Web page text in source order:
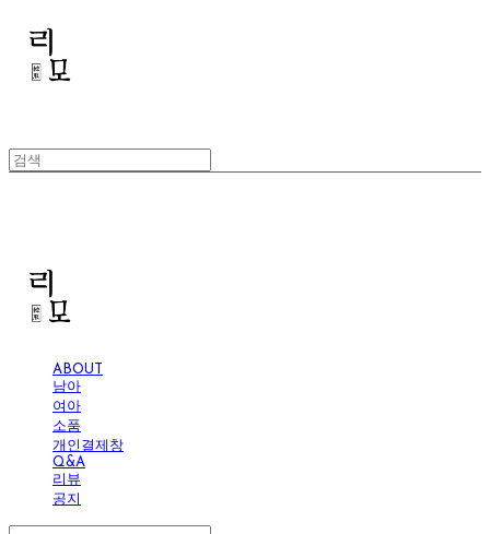
ABOUT
남아
여아
소품
개인결제창
Q&A
리뷰
공지